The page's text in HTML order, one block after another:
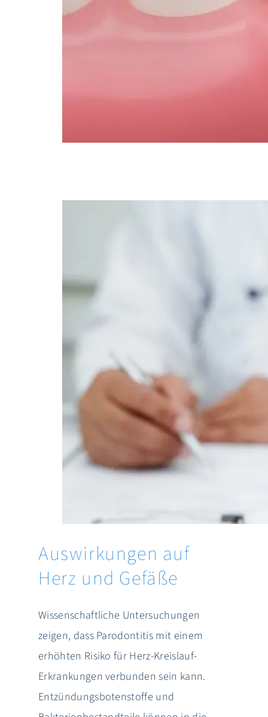
Auswirkungen auf
Herz und Gefäße
Wissenschaftliche Untersuchungen
zeigen, dass Parodontitis mit einem
erhöhten Risiko für Herz-Kreislauf-
Erkrankungen verbunden sein kann.
Entzündungsbotenstoffe und